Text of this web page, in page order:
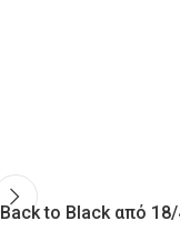
Back to Black από